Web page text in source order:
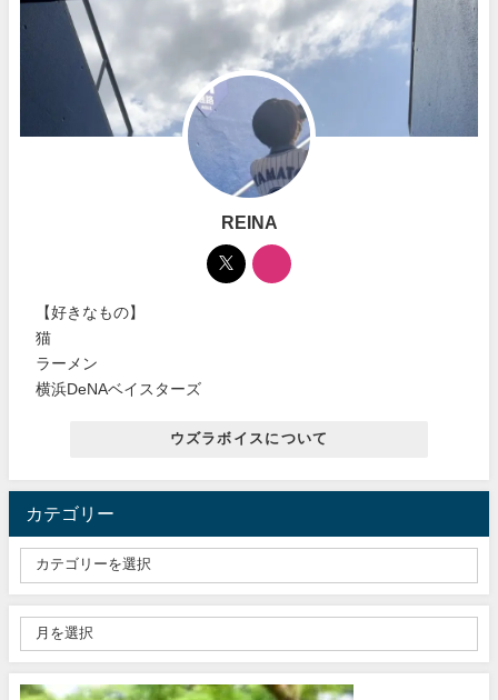
REINA
【好きなもの】
猫
ラーメン
横浜DeNAベイスターズ
ウズラボイスについて
カテゴリー